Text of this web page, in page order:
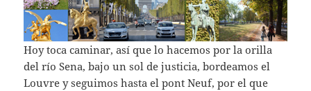
Hoy toca caminar, así que lo hacemos por la orilla
del río Sena, bajo un sol de justicia, bordeamos el
Louvre y seguimos hasta el pont Neuf, por el que